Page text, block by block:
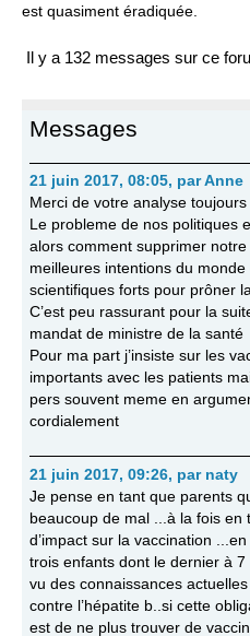
est quasiment éradiquée.
Il y a 132 messages sur ce
Messages
21 juin 2017, 08:05, parAnne
Merci de votre analyse
Le probleme de nos politiques
alors comment supprimer
meilleures intentions du
scientifiques forts pour prôner
C’est peu rassurant pour la
mandat de ministre de la santé
Pour ma part j’insiste sur les
importants avec les patients
pers souvent meme en
cordialement
21 juin 2017, 09:26, par naty
Je pense en tant que parents
beaucoup de mal ...à la fois
d’impact sur la vaccination
trois enfants dont le dernier à 7
vu des connaissances
contre l’hépatite b..si cette
est de ne plus trouver de